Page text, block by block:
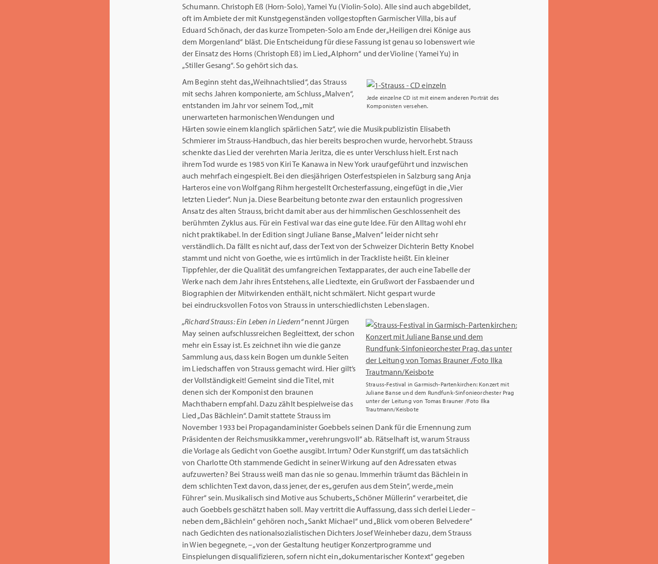
Schumann. Christoph Eß (Horn-Solo), Yamei Yu (Violin-Solo). Alle sind auch abgebildet,
oft im Ambiete der mit Kunstgegenständen vollgestopften Garmischer Villa, bis auf
Eduard Schönach, der das kurze Trompeten-Solo am Ende der „Heiligen drei Könige aus
dem Morgenland“ bläst. Die Entscheidung für diese Fassung ist genau so lobenswert wie
der Einsatz des Horns (Christoph Eß) im Lied „Alphorn“ und der Violine (Yamei Yu) in
„Stiller Gesang“. So gehört sich das.
Jede einzelne CD ist mit einem anderen Porträt des
Komponisten versehen.
Am Beginn steht das „Weihnachtslied“, das Strauss
mit sechs Jahren komponierte, am Schluss „Malven“,
entstanden im Jahr vor seinem Tod, „mit
unerwarteten harmonischen Wendungen und
Härten sowie einem klanglich spärlichen Satz“, wie die Musikpublizistin Elisabeth
Schmierer im Strauss-Handbuch, das hier bereits besprochen wurde, hervorhebt. Strauss
schenkte das Lied der verehrten Maria Jeritza, die es unter Verschluss hielt. Erst nach
ihrem Tod wurde es 1985 von Kiri Te Kanawa in New York uraufgeführt und inzwischen
auch mehrfach eingespielt. Bei den diesjährigen Osterfestspielen in Salzburg sang Anja
Harteros eine von Wolfgang Rihm hergestellt Orchesterfassung, eingefügt in die „Vier
letzten Lieder“. Nun ja. Diese Bearbeitung betonte zwar den erstaunlich progressiven
Ansatz des alten Strauss, bricht damit aber aus der himmlischen Geschlossenheit des
berühmten Zyklus aus. Für ein Festival war das eine gute Idee. Für den Alltag wohl ehr
nicht praktikabel. In der Edition singt Juliane Banse „Malven“ leider nicht sehr
verständlich. Da fällt es nicht auf, dass der Text von der Schweizer Dichterin Betty Knobel
stammt und nicht von Goethe, wie es irrtümlich in der Trackliste heißt. Ein kleiner
Tippfehler, der die Qualität des umfangreichen Textapparates, der auch eine Tabelle der
Werke nach dem Jahr ihres Entstehens, alle Liedtexte, ein Grußwort der Fassbaender und
Biographien der Mitwirkenden enthält, nicht schmälert. Nicht gespart wurde
bei eindrucksvollen Fotos von Strauss in unterschiedlichsten Lebenslagen.
Strauss-Festival in Garmisch-Partenkirchen: Konzert mit
Juliane Banse und dem Rundfunk-Sinfonieorchester Prag
unter der Leitung von Tomas Brauner /Foto Ilka
Trautmann/Keisbote
„Richard Strauss: Ein Leben in Liedern“nennt Jürgen
May seinen aufschlussreichen Begleittext, der schon
mehr ein Essay ist. Es zeichnet ihn wie die ganze
Sammlung aus, dass kein Bogen um dunkle Seiten
im Liedschaffen von Strauss gemacht wird. Hier gilt‘s
der Vollständigkeit! Gemeint sind die Titel, mit
denen sich der Komponist den braunen
Machthabern empfahl. Dazu zählt bespielweise das
Lied „Das Bächlein“. Damit stattete Strauss im
November 1933 bei Propagandaminister Goebbels seinen Dank für die Ernennung zum
Präsidenten der Reichsmusikkammer „verehrungsvoll“ ab. Rätselhaft ist, warum Strauss
die Vorlage als Gedicht von Goethe ausgibt. Irrtum? Oder Kunstgriff, um das tatsächlich
von Charlotte Oth stammende Gedicht in seiner Wirkung auf den Adressaten etwas
aufzuwerten? Bei Strauss weiß man das nie so genau. Immerhin träumt das Bächlein in
dem schlichten Text davon, dass jener, der es „gerufen aus dem Stein“, werde „mein
Führer“ sein. Musikalisch sind Motive aus Schuberts „Schöner Müllerin“ verarbeitet, die
auch Goebbels geschätzt haben soll. May vertritt die Auffassung, dass sich derlei Lieder –
neben dem „Bächlein“ gehören noch „Sankt Michael“ und „Blick vom oberen Belvedere“
nach Gedichten des nationalsozialistischen Dichters Josef Weinheber dazu, dem Strauss
in Wien begegnete, – „von der Gestaltung heutiger Konzertprogramme und
Einspielungen disqualifizieren, sofern nicht ein „dokumentarischer Kontext“ gegeben